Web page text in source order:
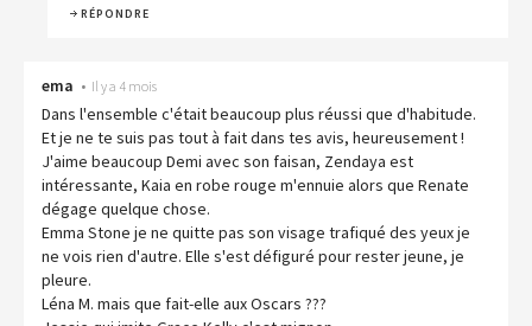
RÉPONDRE
ema • Il y a 4 mois
Dans l'ensemble c'était beaucoup plus réussi que d'habitude.
Et je ne te suis pas tout à fait dans tes avis, heureusement !
J'aime beaucoup Demi avec son faisan, Zendaya est
intéressante, Kaia en robe rouge m'ennuie alors que Renate
dégage quelque chose.
Emma Stone je ne quitte pas son visage trafiqué des yeux je
ne vois rien d'autre. Elle s'est défiguré pour rester jeune, je
pleure.
Léna M. mais que fait-elle aux Oscars ???